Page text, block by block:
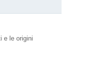
e le origini